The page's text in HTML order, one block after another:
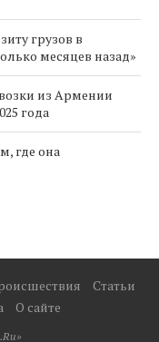
грузов в
месяцев назад»
из Армении
года
где она
Статьи
О сайте